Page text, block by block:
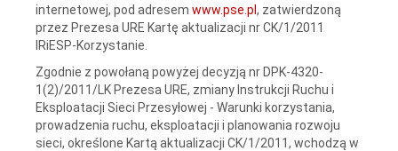
internetowej, pod adresem www.pse.pl , zatwierdzoną
przez Prezesa URE Kartę aktualizacji nr CK/1/2011
IRiESP-Korzystanie.
Zgodnie z powołaną powyżej decyzją nr DPK-4320-
1(2)/2011/LK Prezesa URE, zmiany Instrukcji Ruchu i
Eksploatacji Sieci Przesyłowej - Warunki korzystania,
prowadzenia ruchu, eksploatacji i planowania rozwoju
sieci, określone Kartą aktualizacji CK/1/2011, wchodzą w